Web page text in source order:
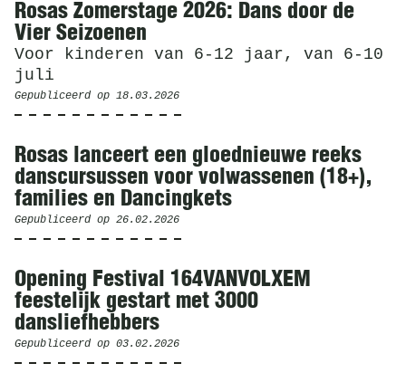
Rosas Zomerstage 2026: Dans door de
Vier Seizoenen
Voor kinderen van 6-12 jaar, van 6-10
juli
Gepubliceerd op 18.03.2026
Rosas lanceert een gloednieuwe reeks
danscursussen voor volwassenen (18+),
families en Dancingkets
Gepubliceerd op 26.02.2026
Opening Festival 164VANVOLXEM
feestelijk gestart met 3000
dansliefhebbers
Gepubliceerd op 03.02.2026